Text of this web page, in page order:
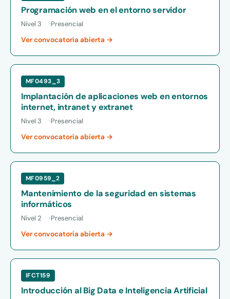
Programación web en el entorno servidor
Nivel 3 Presencial
Ver convocatoria abierta →
MF0493_3
Implantación de aplicaciones web en entornos
internet, intranet y extranet
Nivel 3 Presencial
Ver convocatoria abierta →
MF0959_2
Mantenimiento de la seguridad en sistemas
informáticos
Nivel 2 Presencial
Ver convocatoria abierta →
IFCT159
Introducción al Big Data e Inteligencia Artificial